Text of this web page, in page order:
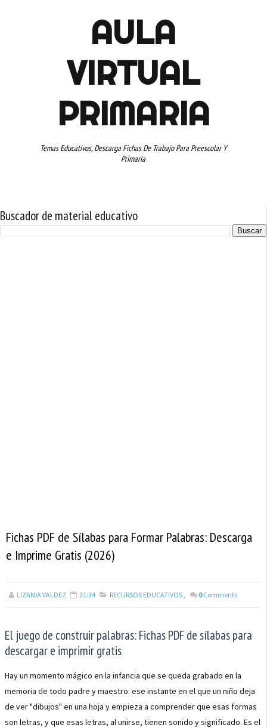
AULA
VIRTUAL
PRIMARIA
Temas Educativos, Descarga Fichas De Trabajo Para Preescolar Y
Primaria
Buscador de material educativo
Fichas PDF de Sílabas para Formar Palabras: Descarga
e Imprime Gratis (2026)
LIZANIA VALDEZ 21:34 RECURSOS EDUCATIVOS , 0 Comments
El juego de construir palabras: Fichas PDF de sílabas para
descargar e imprimir gratis
Hay un momento mágico en la infancia que se queda grabado en la
memoria de todo padre y maestro: ese instante en el que un niño deja
de ver "dibujos" en una hoja y empieza a comprender que esas formas
son letras, y que esas letras, al unirse, tienen sonido y significado. Es el